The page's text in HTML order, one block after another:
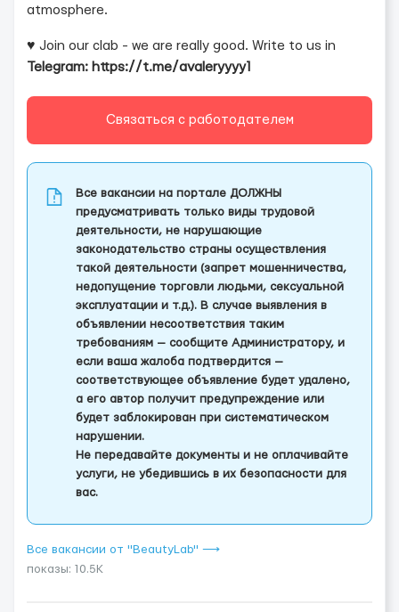
atmosphere.
♥ Join our clab - we are really good. Write to us in
Telegram: https://t.me/avaleryyyy1
Связаться с работодателем
Все вакансии на портале ДОЛЖНЫ
предусматривать только виды трудовой
деятельности, не нарушающие
законодательство страны осуществления
такой деятельности (запрет мошенничества,
недопущение торговли людьми, сексуальной
эксплуатации и т.д.). В случае выявления в
объявлении несоответствия таким
требованиям — сообщите Администратору, и
если ваша жалоба подтвердится —
соответствующее объявление будет удалено,
а его автор получит предупреждение или
будет заблокирован при систематическом
нарушении.
Не передавайте документы и не оплачивайте
услуги, не убедившись в их безопасности для
вас.
Все вакансии от "BeautyLab" ⟶
показы: 10.5K